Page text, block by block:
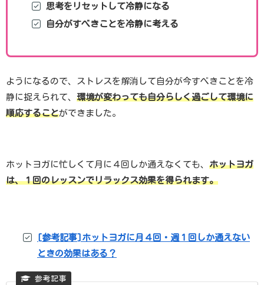
思考をリセットして冷静になる
自分がすべきことを冷静に考える
ようになるので、ストレスを解消して自分が今すべきことを冷
静に捉えられて、 環境が変わっても自分らしく過ごして環境に
順応することができました。
ホットヨガに忙しくて月に４回しか通えなくても、 ホットヨガ
は、１回のレッスンでリラックス効果を得られます。
[参考記事]ホットヨガに月４回・週１回しか通えない
ときの効果はある？